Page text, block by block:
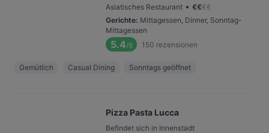
Asiatisches Restaurant • €€€€
Gerichte: Mittagessen, Dinner, Sonntag-
Mittagessen
5.4/6 150 rezensionen
Gemütlich Casual Dining Sonntags geöffnet
Pizza Pasta Lucca
Befindet sich in Innenstadt